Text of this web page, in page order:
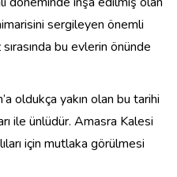
sergileyen önemli
sırasında bu evlerin önünde
oldukça yakın olan bu tarihi
ile ünlüdür. Amasra Kalesi
için mutlaka görülmesi